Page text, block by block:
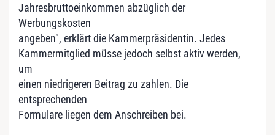
Jahresbruttoeinkommen abzüglich der
Werbungskosten
angeben", erklärt die Kammerpräsidentin. Jedes
Kammermitglied müsse jedoch selbst aktiv werden,
um
einen niedrigeren Beitrag zu zahlen. Die
entsprechenden
Formulare liegen dem Anschreiben bei.